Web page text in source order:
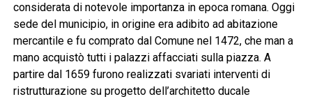
considerata di notevole importanza in epoca romana. Oggi
sede del municipio, in origine era adibito ad abitazione
mercantile e fu comprato dal Comune nel 1472, che man a
mano acquistò tutti i palazzi affacciati sulla piazza. A
partire dal 1659 furono realizzati svariati interventi di
ristrutturazione su progetto dell’architetto ducale